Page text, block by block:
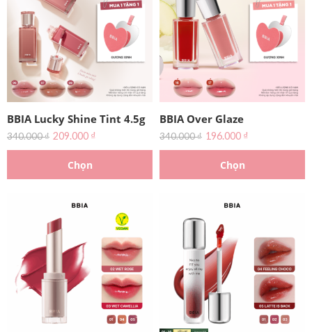
BBIA Lucky Shine Tint 4.5g
340.000₫ 209.000 ₫
Chọn
BBIA Over Glaze
340.000₫ 196.000 ₫
Chọn